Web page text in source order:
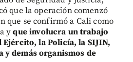
que la operación comenzó
que se confirmó a Cali como
yque involucra un trabajo
la Policía, la SIJIN,
y demás organismos de